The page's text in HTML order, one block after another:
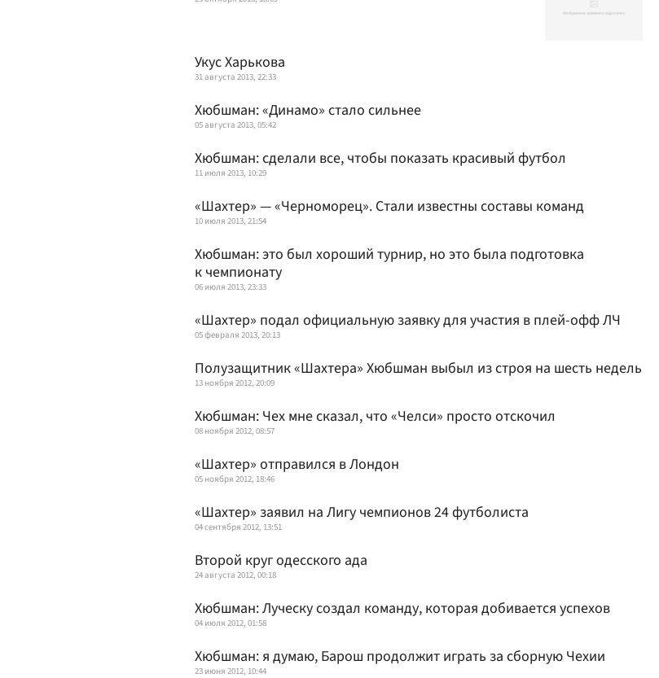
Укус Харькова
31 августа 2013, 22:33
Хюбшман: «Динамо» стало сильнее
05 августа 2013, 05:42
Хюбшман: сделали все, чтобы показать красивый футбол
11 июля 2013, 10:29
«Шахтер» — «Черноморец». Стали известны составы команд
10 июля 2013, 21:54
Хюбшман: это был хороший турнир, но это была подготовка
к чемпионату
06 июля 2013, 23:33
«Шахтер» подал официальную заявку для участия в плей-офф ЛЧ
05 февраля 2013, 20:13
Полузащитник «Шахтера» Хюбшман выбыл из строя на шесть недель
13 ноября 2012, 20:09
Хюбшман: Чех мне сказал, что «Челси» просто отскочил
08 ноября 2012, 08:57
«Шахтер» отправился в Лондон
05 ноября 2012, 18:46
«Шахтер» заявил на Лигу чемпионов 24 футболиста
04 сентября 2012, 13:51
Второй круг одесского ада
24 августа 2012, 00:18
Хюбшман: Луческу создал команду, которая добивается успехов
04 июля 2012, 01:58
Хюбшман: я думаю, Барош продолжит играть за сборную Чехии
23 июня 2012, 10:44